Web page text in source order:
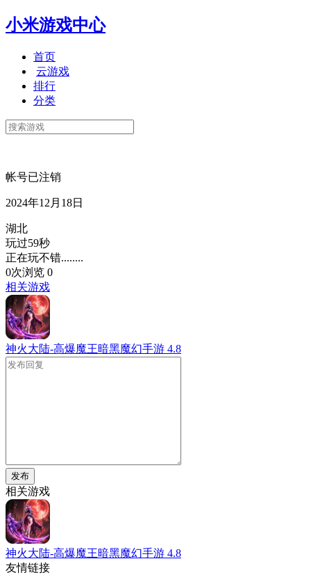
小米游戏中心
首页
云游戏
排行
分类
帐号已注销
2024年12月18日
湖北
玩过59秒
正在玩不错........
0次浏览 0
相关游戏
神火大陆-高爆魔王暗黑魔幻手游 4.8
发布
相关游戏
神火大陆-高爆魔王暗黑魔幻手游 4.8
友情链接